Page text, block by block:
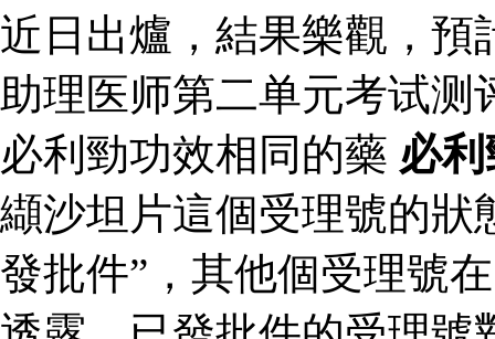
近日出爐，結果樂觀，
助理医师第二单元考试
必利勁功效相同的藥 必
纈沙坦片這個受理號的狀
發批件”，其他個受理號